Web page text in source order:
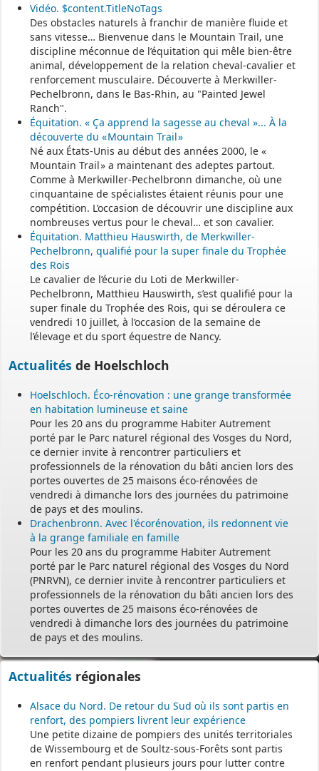
Permanence mairie
Le secrétariat est fermé le samedi matin.
Une permanence est assurée par le maire, sur rendez-vous.
Vidéo. $content.TitleNoTags
Des obstacles naturels à franchir de manière fluide et
sans vitesse… Bienvenue dans le Mountain Trail, une
discipline méconnue de l’équitation qui mêle bien-être
animal, développement de la relation cheval-cavalier et
renforcement musculaire. Découverte à Merkwiller-
Pechelbronn, dans le Bas-Rhin, au "Painted Jewel
Ranch".
Équitation. « Ça apprend la sagesse au cheval »... À la
découverte du « Mountain Trail »
Né aux États-Unis au début des années 2000, le «
Mountain Trail » a maintenant des adeptes partout.
Comme à Merkwiller-Pechelbronn dimanche, où une
cinquantaine de spécialistes étaient réunis pour une
compétition. L’occasion de découvrir une discipline aux
nombreuses vertus pour le cheval… et son cavalier.
Équitation. Matthieu Hauswirth, de Merkwiller-
Pechelbronn, qualifié pour la super finale du Trophée
des Rois
Le cavalier de l’écurie du Loti de Merkwiller-
Pechelbronn, Matthieu Hauswirth, s’est qualifié pour la
super finale du Trophée des Rois, qui se déroulera ce
vendredi 10 juillet, à l’occasion de la semaine de
l’élevage et du sport équestre de Nancy.
Actualités de Hoelschloch
Hoelschloch. Éco-rénovation : une grange transformée
en habitation lumineuse et saine
Pour les 20 ans du programme Habiter Autrement
porté par le Parc naturel régional des Vosges du Nord,
ce dernier invite à rencontrer particuliers et
professionnels de la rénovation du bâti ancien lors des
portes ouvertes de 25 maisons éco-rénovées de
vendredi à dimanche lors des journées du patrimoine
de pays et des moulins.
Drachenbronn. Avec l'écorénovation, ils redonnent vie
à la grange familiale en famille
Pour les 20 ans du programme Habiter Autrement
porté par le Parc naturel régional des Vosges du Nord
(PNRVN), ce dernier invite à rencontrer particuliers et
professionnels de la rénovation du bâti ancien lors des
portes ouvertes de 25 maisons éco-rénovées de
vendredi à dimanche lors des journées du patrimoine
de pays et des moulins.
Actualités régionales
Alsace du Nord. De retour du Sud où ils sont partis en
renfort, des pompiers livrent leur expérience
Une petite dizaine de pompiers des unités territoriales
de Wissembourg et de Soultz-sous-Forêts sont partis
en renfort pendant plusieurs jours pour lutter contre